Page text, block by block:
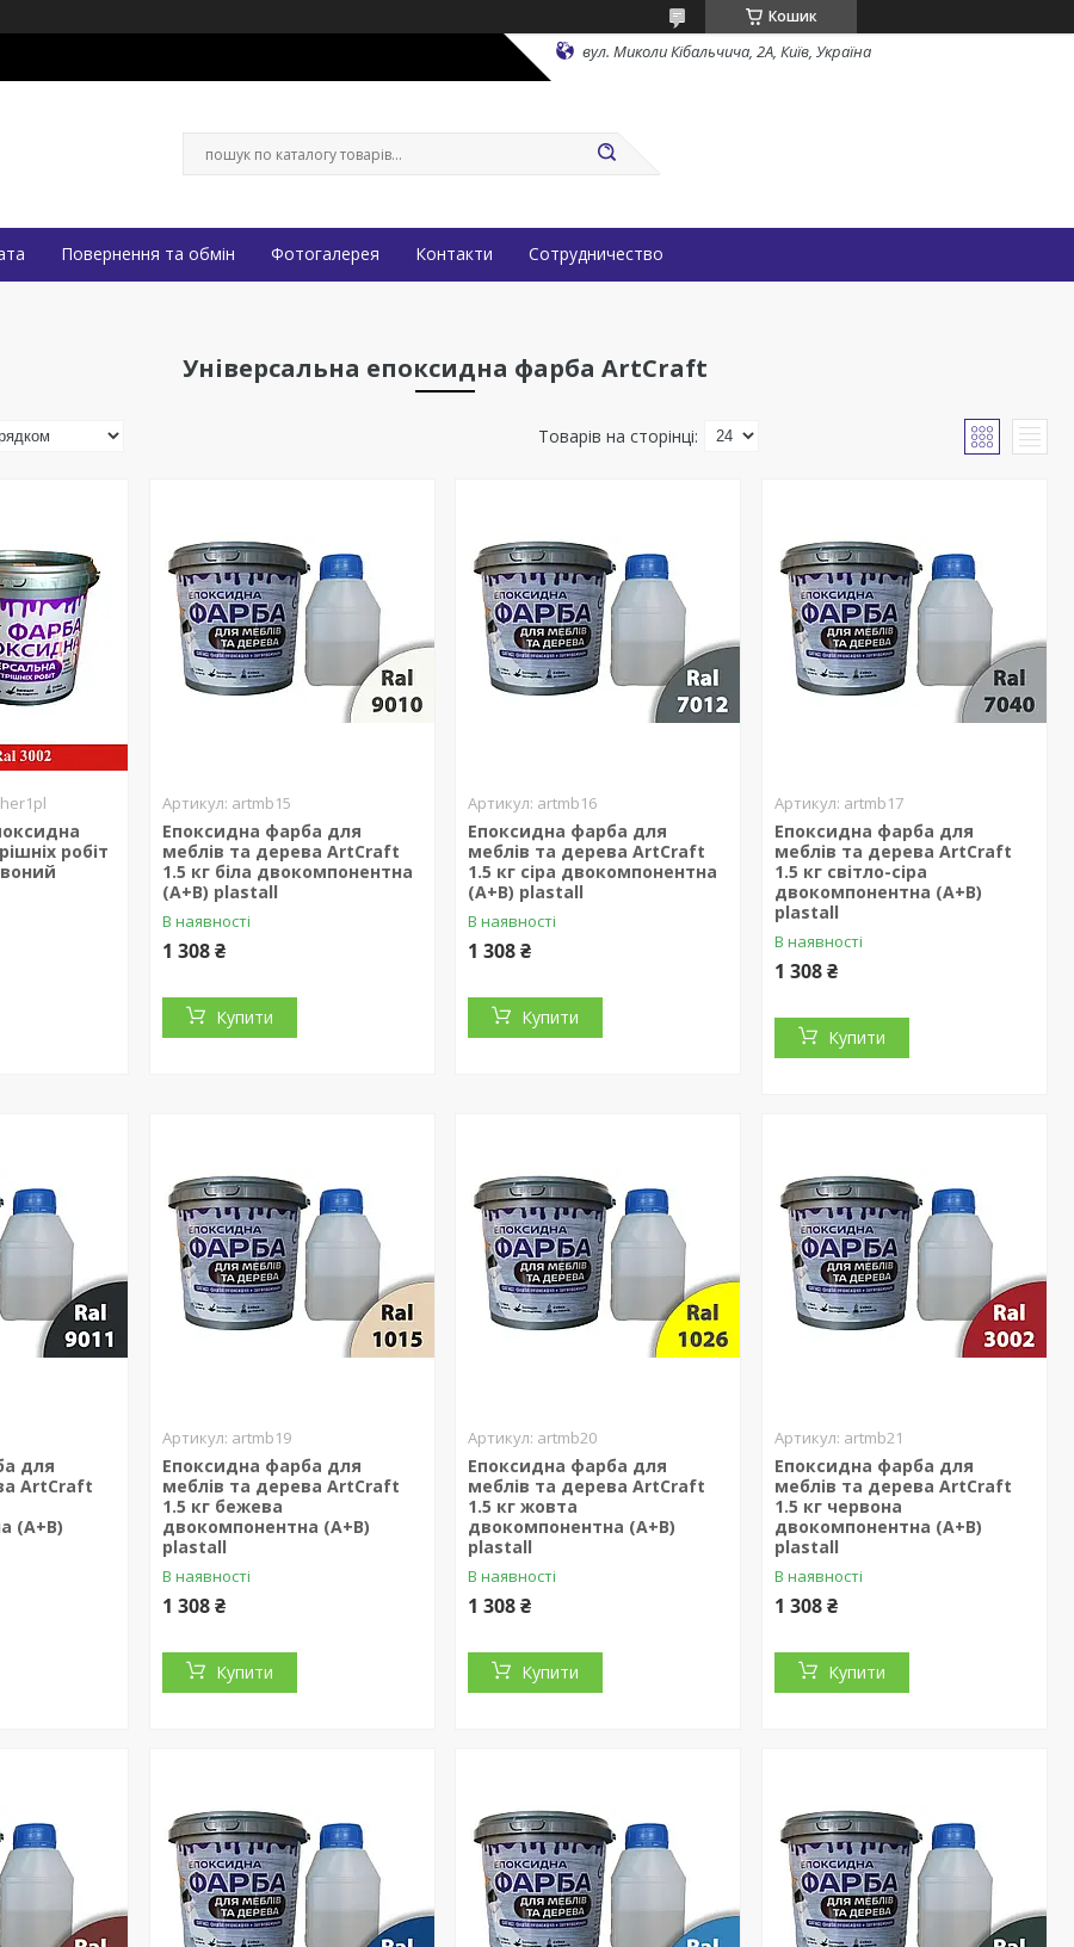
Кошик
вул. Миколи Кібальчича, 2А, Київ, Україна
Повернення та обмін Фотогалерея Контакти Сотрудничество
Універсальна епоксидна фарба ArtCraft
робіт
artmb15
Епоксидна фарба для
меблів та дерева ArtCraft
1.5 кг біла двокомпонентна
(А+В) plastall
В наявності
1 308 ₴
Купити
artmb16
Епоксидна фарба для
меблів та дерева ArtCraft
1.5 кг сіра двокомпонентна
(А+В) plastall
В наявності
1 308 ₴
Купити
artmb17
Епоксидна фарба для
меблів та дерева ArtCraft
1.5 кг світло-сіра
двокомпонентна (А+В)
plastall
В наявності
1 308 ₴
Купити
для
ArtCraft
(А+В)
artmb19
Епоксидна фарба для
меблів та дерева ArtCraft
1.5 кг бежева
двокомпонентна (А+В)
plastall
В наявності
1 308 ₴
Купити
artmb20
Епоксидна фарба для
меблів та дерева ArtCraft
1.5 кг жовта
двокомпонентна (А+В)
plastall
В наявності
1 308 ₴
Купити
artmb21
Епоксидна фарба для
меблів та дерева ArtCraft
1.5 кг червона
двокомпонентна (А+В)
plastall
В наявності
1 308 ₴
Купити